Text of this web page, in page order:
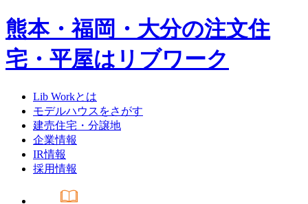
熊本・福岡・大分の注文住
宅・平屋はリブワーク
Lib Workとは
モデルハウスをさがす
建売住宅・分譲地
企業情報
IR情報
採用情報